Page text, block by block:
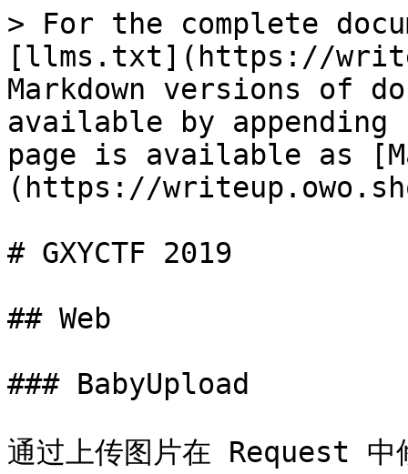
> For the complete
[llms.txt](https://
Markdown versions of
available by
page is available as
(https://
# GXYCTF 2019
## Web
### BabyUpload
通过上传图片在 Request